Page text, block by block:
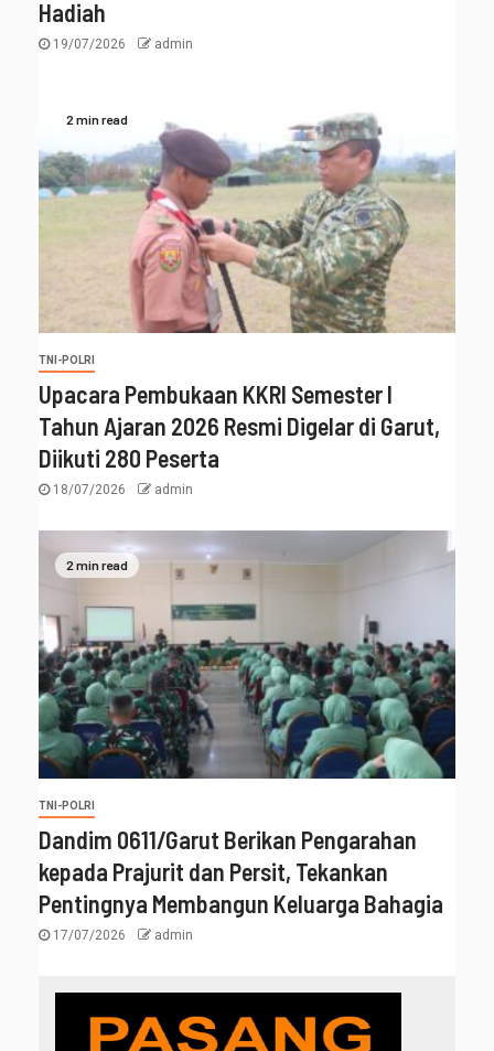
Hadiah
19/07/2026 admin
2 min read
TNI-POLRI
Upacara Pembukaan KKRI Semester I
Tahun Ajaran 2026 Resmi Digelar di Garut,
Diikuti 280 Peserta
18/07/2026 admin
2 min read
TNI-POLRI
‎Dandim 0611/Garut Berikan Pengarahan
kepada Prajurit dan Persit, Tekankan
Pentingnya Membangun Keluarga Bahagia
17/07/2026 admin